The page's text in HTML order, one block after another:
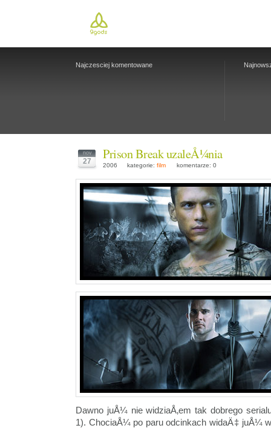
Najczesciej komentowane
nov
27 Prison Break uzaleÅ¼nia
2006 kategorie: film komentarze: 0
Dawno juÅ¼ nie widziaÅ‚em tak dobrego
1). ChociaÅ¼ po paru odcinkach widaÄ‡ juÅ¼